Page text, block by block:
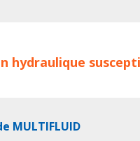
verin
hydraulique
MULTIFLUID